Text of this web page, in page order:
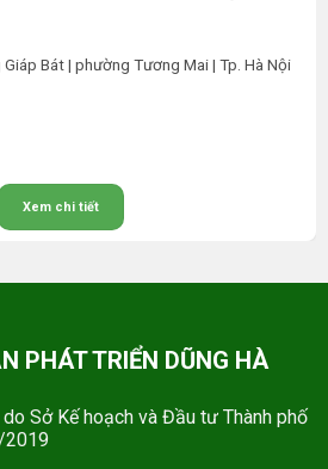
Bát | phường Tương Mai | Tp. Hà Nội
Xem chi tiết
PHÁT TRIỂN DŨNG HÀ
Sở Kế hoạch và Đầu tư Thành phố
2019